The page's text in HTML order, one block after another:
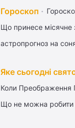
Гороскоп
Що принесе місячне
астропрогноз на
Яке сьогодні
Коли Преображення
Що не можна робити